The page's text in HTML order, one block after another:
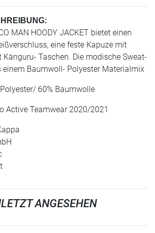
MAN HOODY JACKET bietet einen
eine feste Kapuze mit
Taschen. Die modische Sweat-
einem Baumwoll- Polyester Materialmix
60% Baumwolle
Active Teamwear 2020/2021
ANGESEHEN